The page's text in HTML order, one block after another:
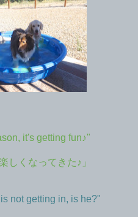
it's getting fun♪"
しくなってきた♪」
not getting in, is he?"